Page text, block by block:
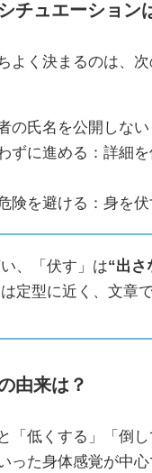
チュエーション
よく決まるのは、
の氏名を公開しな
ずに進める：詳細
険を避ける：身を伏
い、「伏す」は“出さ
は定型に近く、文章
由来は？
「低くする」「倒し
った身体感覚が中心